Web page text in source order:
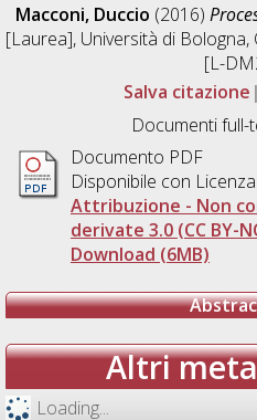
Macconi, Duccio (2016)
[Laurea], Università di
[L-
Salva citazione
Documenti full-
Documento PDF
Disponibile con Licenza:
Attribuzione - Non
derivate 3.0 (CC BY-
Download (6MB)
Altri
Loading...